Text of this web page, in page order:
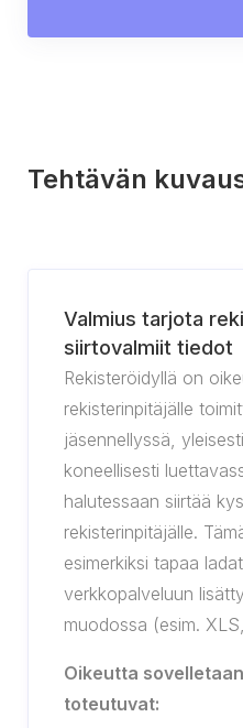
Tehtävän
Valmius tarjota
siirtovalmiit tiedot
Rekisteröidyllä on
rekisterinpitäjälle
jäsennellyssä,
koneellisesti
halutessaan siirtää
rekisterinpitäjälle.
esimerkiksi tapaa
verkkopalveluun
muodossa (esim.
Oikeutta
toteutuvat: